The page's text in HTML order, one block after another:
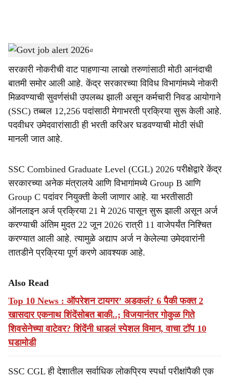
a
r
e
Govt job alert 2026 -Sarkarnama
सरकारी नोकरीची वाट पाहणाऱ्या लाखो तरुणांसाठी मोठी आनंदाची
बातमी समोर आली आहे. केंद्र सरकारच्या विविध विभागांमध्ये नोकरी
मिळवण्याची सुवर्णसंधी उपलब्ध झाली असून कर्मचारी निवड आयोगाने
(SSC) तब्बल 12,256 पदांसाठी मेगाभरती प्रक्रिया सुरू केली आहे.
पदवीधर उमेदवारांसाठी ही भरती करिअर घडवण्याची मोठी संधी
मानली जात आहे.
SSC Combined Graduate Level (CGL) 2026 परीक्षेद्वारे केंद्र
सरकारच्या अनेक मंत्रालये आणि विभागांमध्ये Group B आणि
Group C पदांवर नियुक्ती केली जाणार आहे. या भरतीसाठी
ऑनलाइन अर्ज प्रक्रिया 21 मे 2026 पासून सुरू झाली असून अर्ज
करण्याची अंतिम मुदत 22 जून 2026 रात्री 11 वाजेपर्यंत निश्चित
करण्यात आली आहे. त्यामुळे अद्याप अर्ज न केलेल्या उमेदवारांनी
तातडीने प्रक्रिया पूर्ण करणे आवश्यक आहे.
Also Read
Top 10 News : ऑपरेशन टायगर’ अडकलं? 6 पैकी फक्त 2
खासदार एकनाथ शिंदेंसोबत बाकी..; विजयानंतर गोकुळ गिते
शिवसेनेच्या वाटेवर? शिंदेंनी धाडलं स्पेशल विमान, वाचा टॉप 10
घडामोडी
SSC CGL ही देशातील सर्वाधिक लोकप्रिय स्पर्धा परीक्षांपैकी एक